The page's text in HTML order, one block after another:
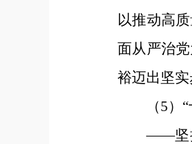
以推动高
面从严治
裕迈出坚
（5
——坚